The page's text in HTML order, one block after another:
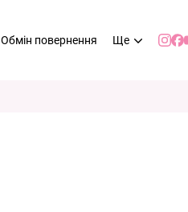
Обмін повернення Ще